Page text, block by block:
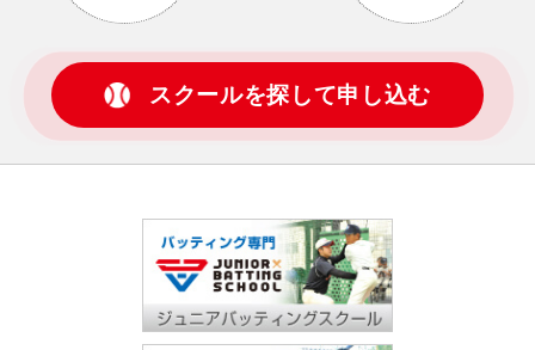
スクールを探して申し込む